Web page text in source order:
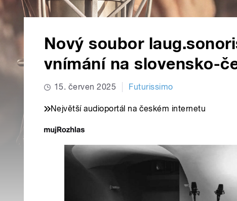
Nový soubor
vnímání na slovensko-
15. červen 2025 Futurissimo
Největší audioportál na českém internetu